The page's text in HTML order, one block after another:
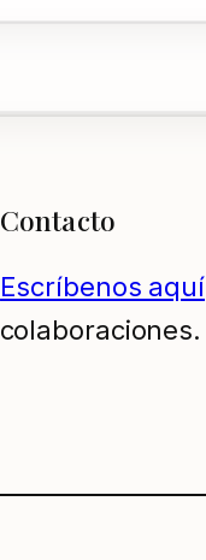
Contacto
Escríbenos aquí
colaboraciones.